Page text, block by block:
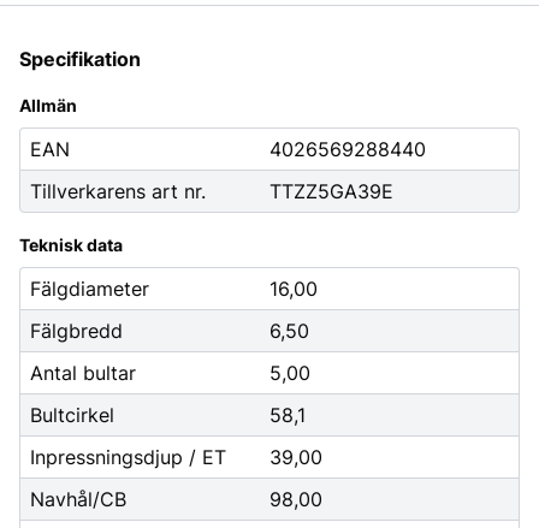
Specifikation
Allmän
EAN
4026569288440
Tillverkarens art nr.
TTZZ5GA39E
Teknisk data
Fälgdiameter
16,00
Fälgbredd
6,50
Antal bultar
5,00
Bultcirkel
58,1
Inpressningsdjup / ET
39,00
Navhål/CB
98,00